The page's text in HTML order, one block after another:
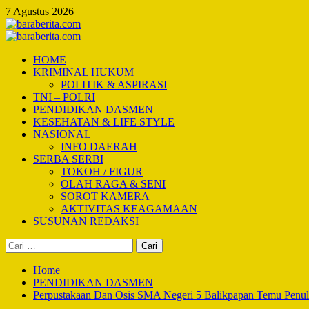
Skip
to
content
7 Agustus 2026
Primary
HOME
KRIMINAL HUKUM
POLITIK & ASPIRASI
TNI – POLRI
PENDIDIKAN DASMEN
KESEHATAN & LIFE STYLE
NASIONAL
INFO DAERAH
SERBA SERBI
TOKOH / FIGUR
OLAH RAGA & SENI
SOROT KAMERA
AKTIVITAS KEAGAMAAN
SUSUNAN REDAKSI
Cari
untuk:
Home
PENDIDIKAN DASMEN
Perpustakaan Dan Osis SMA Negeri 5 Balikpapan Temu